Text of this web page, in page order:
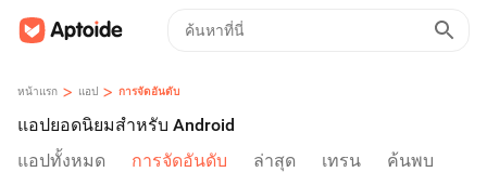
หน้าแรก > แอป > การจัดอันดับ
แอปยอดนิยมสำหรับ Android
แอปทั้งหมด
การจัดอันดับ ล่าสุด เทรน ค้นพบ